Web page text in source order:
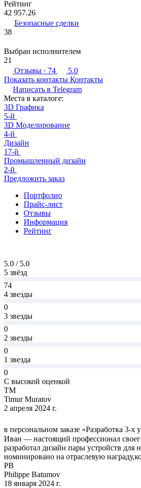
Рейтинг
42 957.26
Безопасные сделки
38
Выбран исполнителем
21
Отзывы · 74
5.0
Показать контакты Контакты
Написать в Telegram
Места в каталоге:
3D Графика
5-й
3D Моделирование
4-й
Дизайн
17-й
Промышленный дизайн
2-й
Предложить заказ
Портфолио
Прайс-лист
Отзывы
Информация
Рейтинг
5.0 / 5.0
5 звёзд
74
4 звезды
0
3 звезды
0
2 звезды
0
1 звезда
0
С высокой оценкой
TM
Timur Muratov
2 апреля 2024 г.
в персональном заказе «Разработка 3-
Иван — настоящий профессионал
разработал дизайн пары устройств
номинировано на отраслевую
PB
Philippe Batumov
18 января 2024 г.